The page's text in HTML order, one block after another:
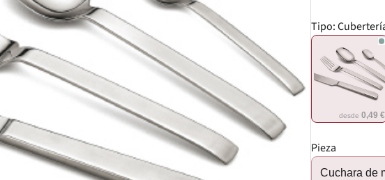
Tipo:
desde0,49 €
Pieza
Cuchara de